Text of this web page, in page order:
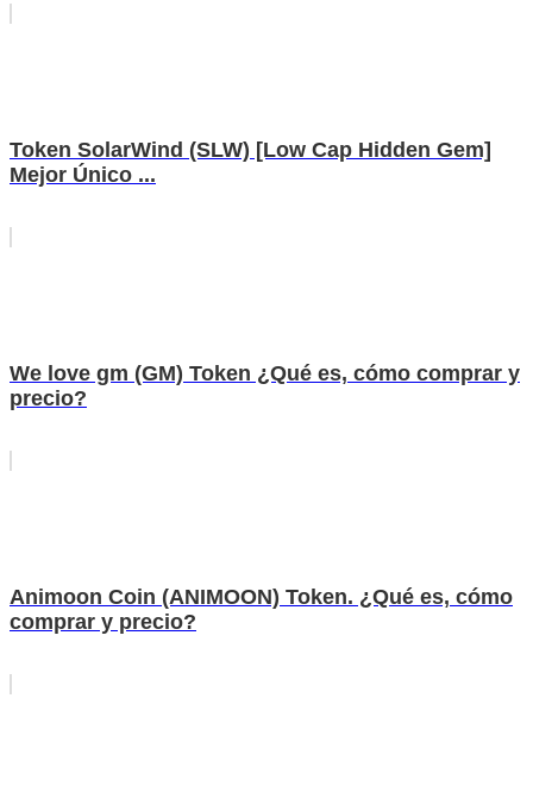
Token SolarWind (SLW) [Low Cap Hidden Gem]
Mejor Único ...
We love gm (GM) Token ¿Qué es, cómo comprar y
precio?
Animoon Coin (ANIMOON) Token. ¿Qué es, cómo
comprar y precio?